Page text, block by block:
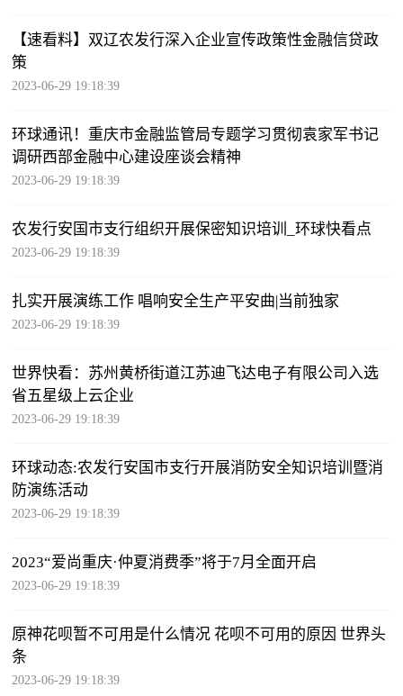
【速看料】双辽农发行深入企业宣传政策性金融信贷政
策
2023-06-29 19:18:39
环球通讯！​重庆市金融监管局专题学习贯彻袁家军书记
调研西部金融中心建设座谈会精神
2023-06-29 19:18:39
农发行安国市支行组织开展保密知识培训_环球快看点
2023-06-29 19:18:39
扎实开展演练工作 唱响安全生产平安曲|当前独家
2023-06-29 19:18:39
世界快看：苏州黄桥街道江苏迪飞达电子有限公司入选
省五星级上云企业
2023-06-29 19:18:39
环球动态:农发行安国市支行开展消防安全知识培训暨消
防演练活动
2023-06-29 19:18:39
2023“爱尚重庆·仲夏消费季”将于7月全面开启
2023-06-29 19:18:39
原神花呗暂不可用是什么情况 花呗不可用的原因 世界头
条
2023-06-29 19:18:39